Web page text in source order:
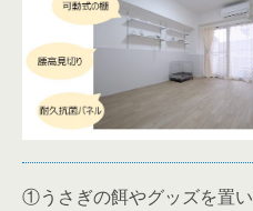
①うさぎの餌やグッズを置